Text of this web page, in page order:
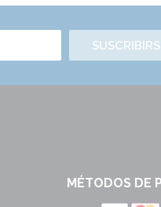
MÉTODOS DE